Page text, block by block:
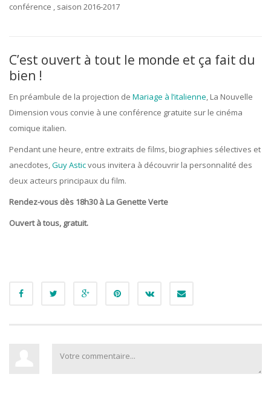
conférence , saison 2016-2017
C’est ouvert à tout le monde et ça fait du
bien !
En préambule de la projection de Mariage à l’italienne, La Nouvelle
Dimension vous convie à une conférence gratuite sur le cinéma
comique italien.
Pendant une heure, entre extraits de films, biographies sélectives et
anecdotes,Guy Asticvous invitera à découvrir la personnalité des
deux acteurs principaux du film.
Rendez-vous dès 18h30 à La Genette Verte
Ouvert à tous, gratuit.